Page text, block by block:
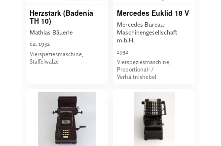
Herzstark (Badenia
TH 10)
Mathias Bäuerle
ca. 1932
Vierspeziesmaschine,
Staffelwalze
Mercedes Euklid 18 V
Mercedes Bureau-
Maschinengesellschaft
m.b.H.
1932
Vierspeziesmaschine,
Proportional- /
Verhältnishebel